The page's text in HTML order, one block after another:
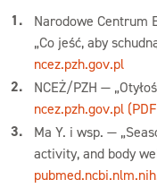
Narodowe Centrum
„Co jeść, aby
ncez.pzh.gov.pl
NCEŻ/PZH —
ncez.pzh.gov.pl
Ma Y. i wsp. —
activity, and body